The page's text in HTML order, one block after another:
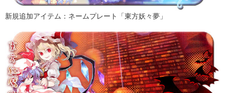
新規追加アイテム：ネームプレート「東方妖々夢」